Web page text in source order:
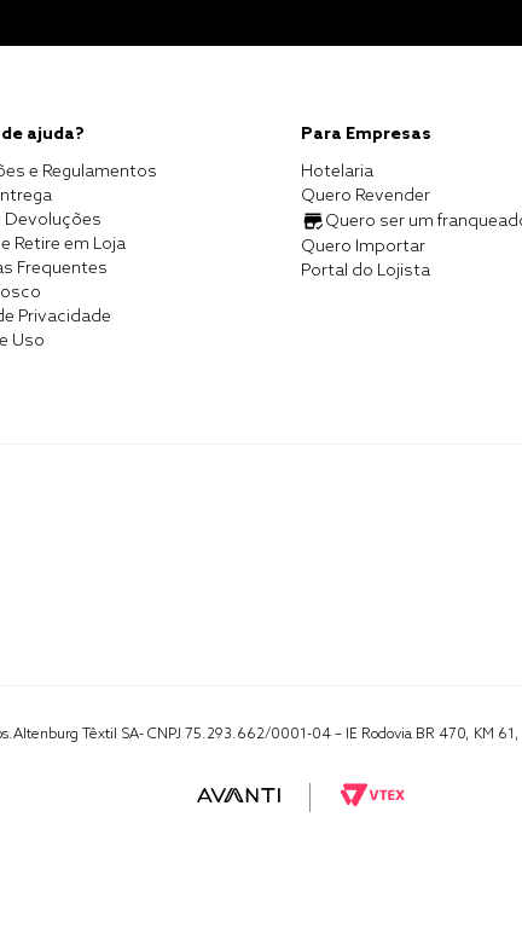
ajuda?
e Regulamentos
Devoluções
Retire em Loja
Frequentes
Privacidade
Uso
Para Empresas
Hotelaria
Quero Revender
Quero ser um
Quero Importar
Portal do Lojista
Têxtil SA- CNPJ 75.293.662/0001-04 – IE Rodovia BR 470, KM